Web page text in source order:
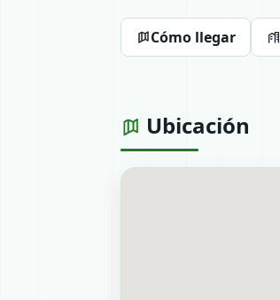
Cómo llegar
Ubicación